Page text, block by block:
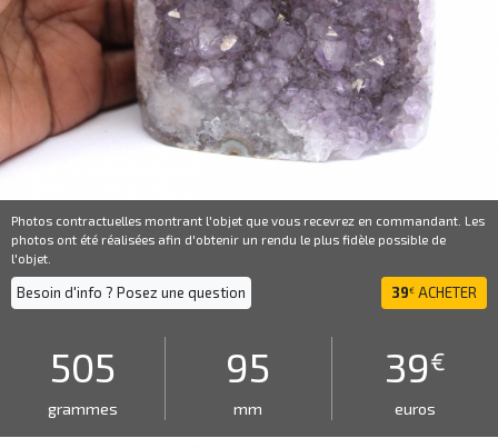
Photos contractuelles montrant l'objet que vous recevrez en commandant. Les
photos ont été réalisées afin d'obtenir un rendu le plus fidèle possible de
l'objet.
Besoin d'info ? Posez une question 39€ ACHETER
505
grammes
95
mm
39€
euros